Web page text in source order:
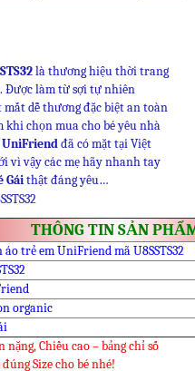
là thương hiệu thời trang
Được làm từ sợi tự nhiên
dễ thương đặc biệt an toàn
khi chọn mua cho bé yêu nhà
UniFriendđã có mặt tại Việt
vì vậy các mẹ hãy nhanh tay
Gáithật đáng yêu…
THÔNG TIN SẢN
áo trẻ em UniFriend mã U8SSTS32
organic
Chiều cao – bảng chỉ số
đúng Size cho bé nhé!